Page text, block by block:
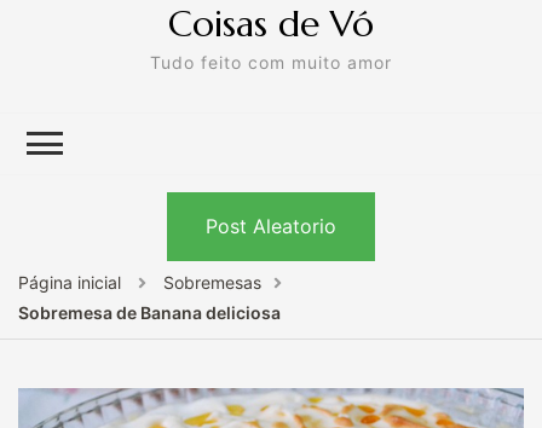
Coisas de Vó
Tudo feito com muito amor
Post Aleatorio
Página inicial
Sobremesas
Sobremesa de Banana deliciosa